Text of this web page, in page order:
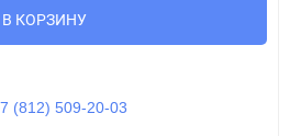
В КОРЗИНУ
(812) 509-20-03